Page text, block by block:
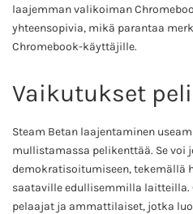
laajemman valikoiman
yhteensopivia, mikä parantaa
Chromebook-käyttäjille.
Vaikutukset
Steam Betan laajentaminen
mullistamassa pelikenttää. Se voi
demokratisoitumiseen, tekemällä
saataville edullisemmilla laitteilla.
pelaajat ja ammattilaiset, jotka